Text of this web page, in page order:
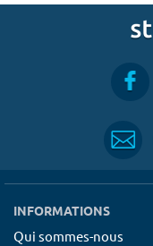
INFORMATIONS
Qui sommes-nous